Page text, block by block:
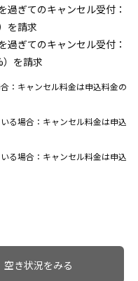
過ぎてのキャンセル受付：
を請求
過ぎてのキャンセル受付：
を請求
：キャンセル料金は申込料金の
る場合：キャンセル料金は申込
る場合：キャンセル料金は申込
空き状況をみる